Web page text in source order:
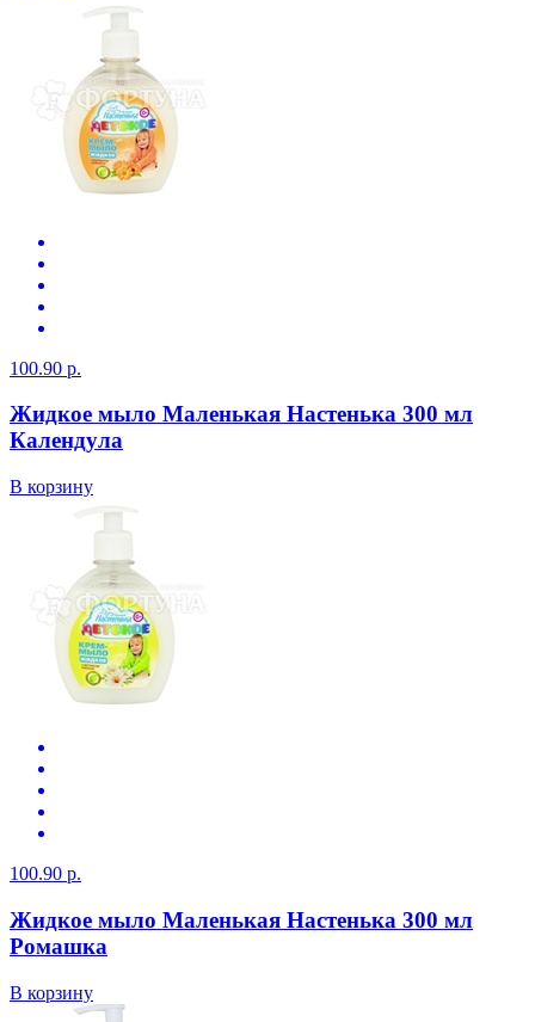
100.90 р.
Жидкое мыло Маленькая Настенька 300 мл
Календула
В корзину
100.90 р.
Жидкое мыло Маленькая Настенька 300 мл
Ромашка
В корзину